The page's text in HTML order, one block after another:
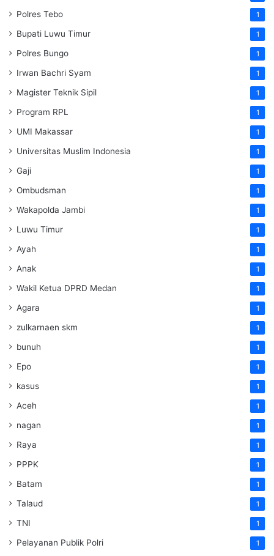
Polres Tebo 1
Bupati Luwu Timur 1
Polres Bungo 1
Irwan Bachri Syam 1
Magister Teknik Sipil 1
Program RPL 1
UMI Makassar 1
Universitas Muslim Indonesia 1
Gaji 1
Ombudsman 1
Wakapolda Jambi 1
Luwu Timur 1
Ayah 1
Anak 1
Wakil Ketua DPRD Medan 1
Agara 1
zulkarnaen skm 1
bunuh 1
Epo 1
kasus 1
Aceh 1
nagan 1
Raya 1
PPPK 1
Batam 1
Talaud 1
TNI 1
Pelayanan Publik Polri 1